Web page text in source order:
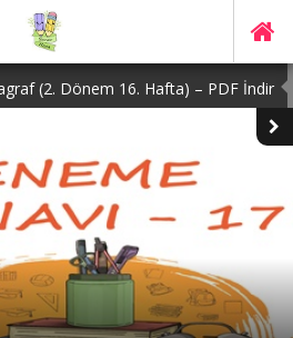
(2. Dönem 16. Hafta) – PDF İndir
(2. Dönem 16. Hafta) – PDF İndir
(2. Dönem 15. Hafta) – PDF İndir
(2. Dönem 16. Hafta) – PDF İndir
(2. Dönem 16. Hafta) – PDF İndir